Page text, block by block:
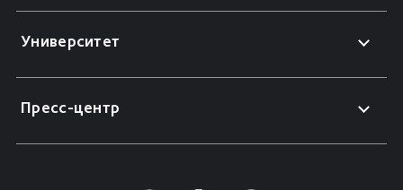
Университет
Пресс-центр